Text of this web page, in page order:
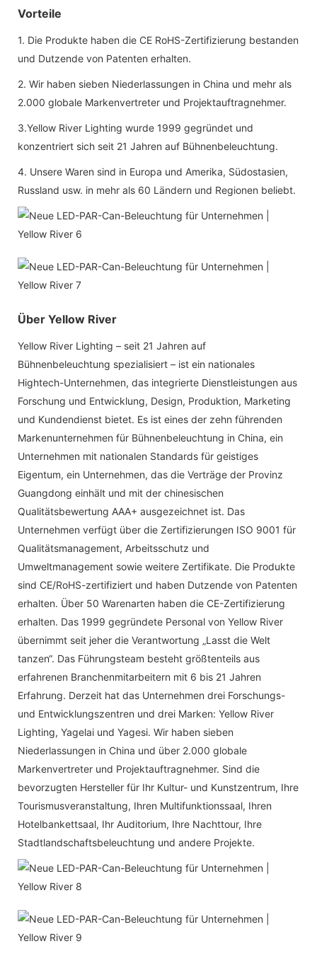
Vorteile
1. Die Produkte haben die CE RoHS-Zertifizierung bestanden
und Dutzende von Patenten erhalten.
2. Wir haben sieben Niederlassungen in China und mehr als
2.000 globale Markenvertreter und Projektauftragnehmer.
3.Yellow River Lighting wurde 1999 gegründet und
konzentriert sich seit 21 Jahren auf Bühnenbeleuchtung.
4. Unsere Waren sind in Europa und Amerika, Südostasien,
Russland usw. in mehr als 60 Ländern und Regionen beliebt.
Über Yellow River
Yellow River Lighting – seit 21 Jahren auf
Bühnenbeleuchtung spezialisiert – ist ein nationales
Hightech-Unternehmen, das integrierte Dienstleistungen aus
Forschung und Entwicklung, Design, Produktion, Marketing
und Kundendienst bietet. Es ist eines der zehn führenden
Markenunternehmen für Bühnenbeleuchtung in China, ein
Unternehmen mit nationalen Standards für geistiges
Eigentum, ein Unternehmen, das die Verträge der Provinz
Guangdong einhält und mit der chinesischen
Qualitätsbewertung AAA+ ausgezeichnet ist. Das
Unternehmen verfügt über die Zertifizierungen ISO 9001 für
Qualitätsmanagement, Arbeitsschutz und
Umweltmanagement sowie weitere Zertifikate. Die Produkte
sind CE/RoHS-zertifiziert und haben Dutzende von Patenten
erhalten. Über 50 Warenarten haben die CE-Zertifizierung
erhalten. Das 1999 gegründete Personal von Yellow River
übernimmt seit jeher die Verantwortung „Lasst die Welt
tanzen“. Das Führungsteam besteht größtenteils aus
erfahrenen Branchenmitarbeitern mit 6 bis 21 Jahren
Erfahrung. Derzeit hat das Unternehmen drei Forschungs-
und Entwicklungszentren und drei Marken: Yellow River
Lighting, Yagelai und Yagesi. Wir haben sieben
Niederlassungen in China und über 2.000 globale
Markenvertreter und Projektauftragnehmer. Sind die
bevorzugten Hersteller für Ihr Kultur- und Kunstzentrum, Ihre
Tourismusveranstaltung, Ihren Multifunktionssaal, Ihren
Hotelbankettsaal, Ihr Auditorium, Ihre Nachttour, Ihre
Stadtlandschaftsbeleuchtung und andere Projekte.